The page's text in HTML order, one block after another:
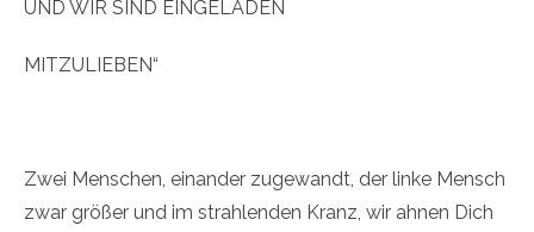
UND WIR SIND EINGELADEN
MITZULIEBEN“
Zwei Menschen, einander zugewandt, der linke Mensch
zwar größer und im strahlenden Kranz, wir ahnen Dich